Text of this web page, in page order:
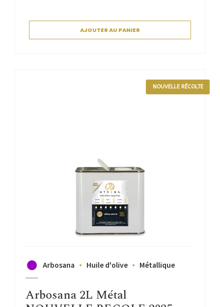
AJOUTER AU PANIER
NOUVELLE RÉCOLTE
Arbosana Huile d'olive Métallique
Arbosana 2L Métal